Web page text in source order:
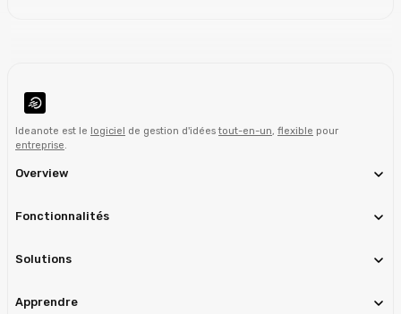
Ideanote est le logiciel de gestion d'idéestout-en-un, flexible pour
entreprise.
Overview
Fonctionnalités
Solutions
Apprendre